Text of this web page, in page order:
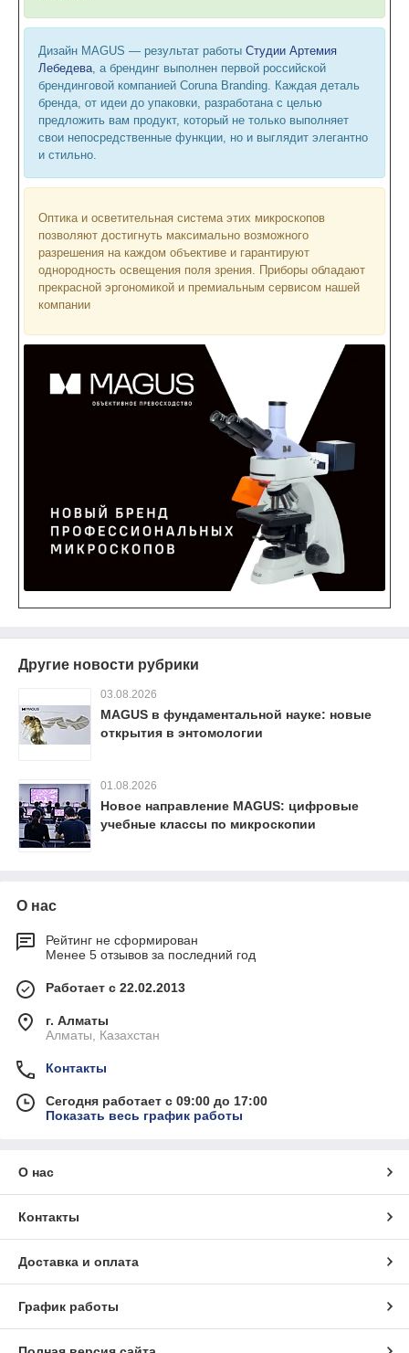
Дизайн MAGUS — результат работы Студии Артемия
Лебедева, а брендинг выполнен первой российской
брендинговой компанией Coruna Branding. Каждая деталь
бренда, от идеи до упаковки, разработана с целью
предложить вам продукт, который не только выполняет
свои непосредственные функции, но и выглядит элегантно
и стильно.
Оптика и осветительная система этих микроскопов
позволяют достигнуть максимально возможного
разрешения на каждом объективе и гарантируют
однородность освещения поля зрения. Приборы обладают
прекрасной эргономикой и премиальным сервисом нашей
компании
Другие новости рубрики
03.08.2026
MAGUS в фундаментальной науке: новые
открытия в энтомологии
01.08.2026
Новое направление MAGUS: цифровые
учебные классы по микроскопии
О нас
Рейтинг не сформирован
Менее 5 отзывов за последний год
Работает с 22.02.2013
г. Алматы
Алматы, Казахстан
Контакты
Сегодня работает с 09:00 до 17:00
Показать весь график работы
О нас
Контакты
Доставка и оплата
График работы